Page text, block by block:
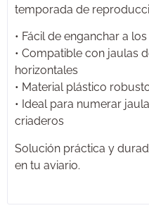
temporada de
• Fácil de enganchar a
• Compatible con jaulas
horizontales
• Material plástico
• Ideal para numerar
criaderos
Solución práctica y
en tu aviario.